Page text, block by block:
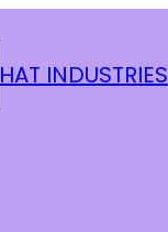
HAT INDUSTRIES